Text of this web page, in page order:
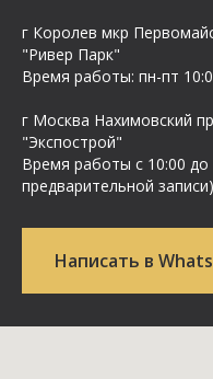
г Королев мкр
"Ривер Парк"
Время работы: пн-пт
г Москва Нахимовский
"Экспострой"
Время работы с 10:00
предварительной записи)
Написать в